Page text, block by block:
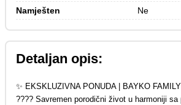
Namješten Ne
Detaljan opis:
✨ EKSKLUZIVNA PONUDA | BAYKO
???? Savremen porodični život u harmoniji sa